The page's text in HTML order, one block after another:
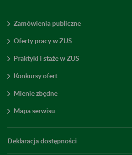
Zamówienia publiczne
Oferty pracy w ZUS
Praktyki i staże w ZUS
Konkursy ofert
Mienie zbędne
Mapa serwisu
Deklaracja dostępności